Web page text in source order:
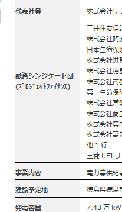
業務
お問